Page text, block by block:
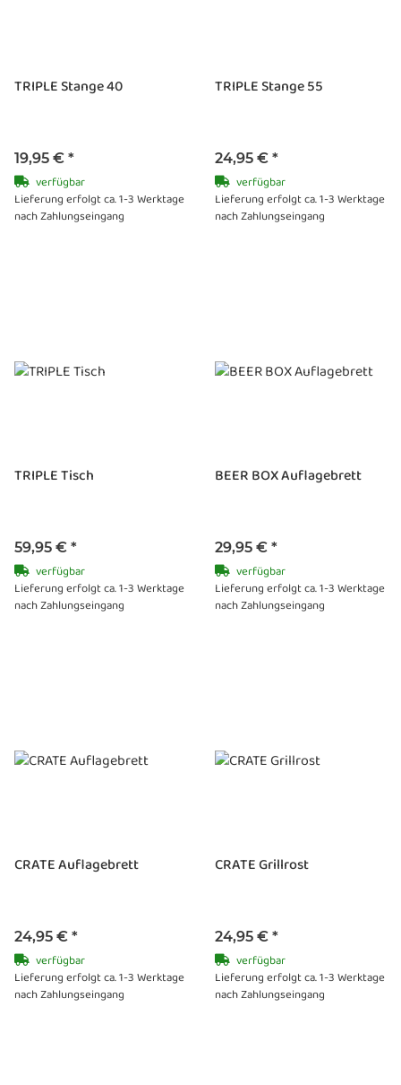
TRIPLE Stange 40
19,95 € *
verfügbar
Lieferung erfolgt ca. 1-3 Werktage
nach Zahlungseingang
TRIPLE Stange 55
24,95 € *
verfügbar
Lieferung erfolgt ca. 1-3 Werktage
nach Zahlungseingang
TRIPLE Tisch
59,95 € *
verfügbar
Lieferung erfolgt ca. 1-3 Werktage
nach Zahlungseingang
BEER BOX Auflagebrett
29,95 € *
verfügbar
Lieferung erfolgt ca. 1-3 Werktage
nach Zahlungseingang
CRATE Auflagebrett
24,95 € *
verfügbar
Lieferung erfolgt ca. 1-3 Werktage
nach Zahlungseingang
CRATE Grillrost
24,95 € *
verfügbar
Lieferung erfolgt ca. 1-3 Werktage
nach Zahlungseingang